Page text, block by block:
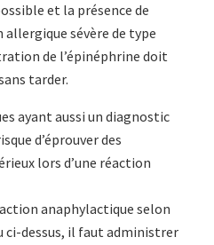
et la présence de
sévère de type
de l’épinéphrine doit
tarder.
ayant aussi un diagnostic
d’éprouver des
lors d’une réaction
anaphylactique selon
ci-dessus, il faut administrer